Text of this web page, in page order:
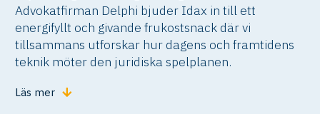
Advokatfirman Delphi bjuder Idax in till ett
energifyllt och givande frukostsnack där vi
tillsammans utforskar hur dagens och framtidens
teknik möter den juridiska spelplanen.
Läs mer